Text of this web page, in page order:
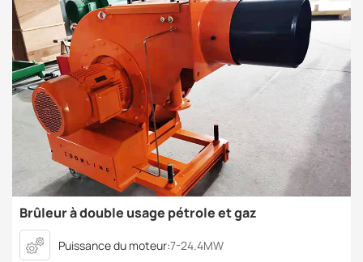
Brûleur à double usage pétrole et gaz
Puissance du moteur:7-24.4MW